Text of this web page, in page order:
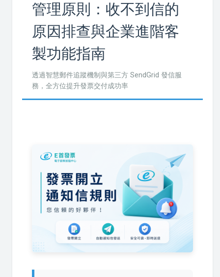
管理原則：收不到信的
原因排查與企業進階客
製功能指南
透過智慧郵件追蹤機制與第三方 SendGrid 發信服
務，全方位提升發票交付成功率